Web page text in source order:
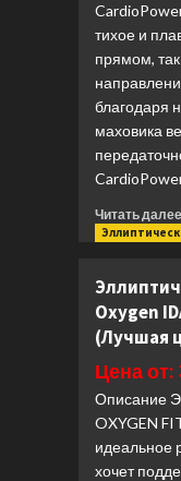
тихое и
прямом,
благодаря
маховика
Читать далее
Oxygen
(Лучшая
Цена от:
Описание
OXYGEN
идеальное
хочет